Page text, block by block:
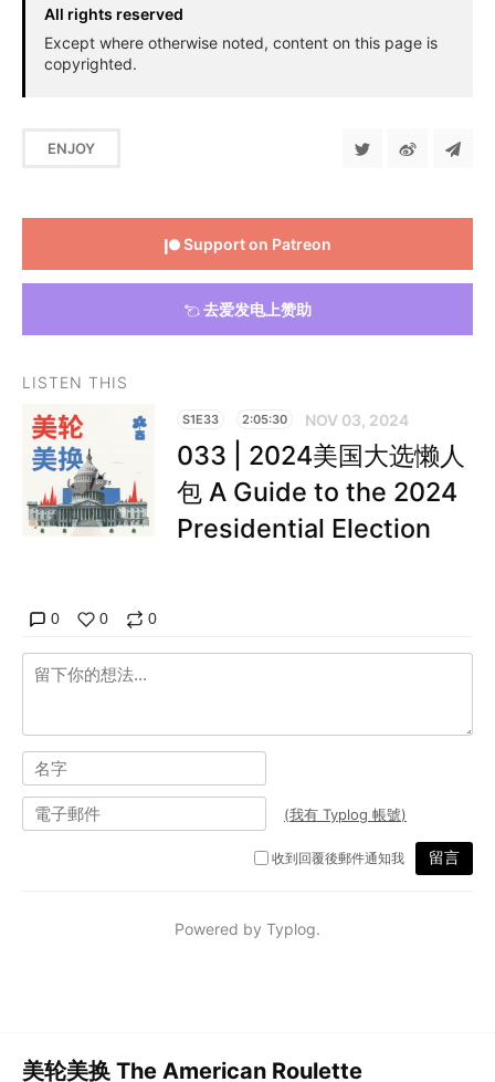
All rights reserved
Except where otherwise noted, content on this page is
copyrighted.
ENJOY
Support on Patreon
去爱发电上赞助
LISTEN THIS
S1E33 2:05:30 NOV 03, 2024
033 | 2024美国大选懒人
包 A Guide to the 2024
Presidential Election
美轮美换 The American Roulette